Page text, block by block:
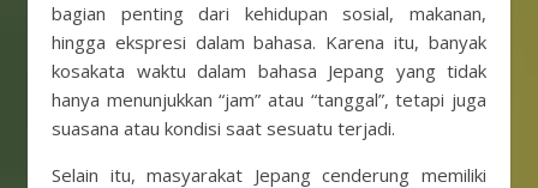
bagian penting dari kehidupan sosial, makanan,
hingga ekspresi dalam bahasa. Karena itu, banyak
kosakata waktu dalam bahasa Jepang yang tidak
hanya menunjukkan “jam” atau “tanggal”, tetapi juga
suasana atau kondisi saat sesuatu terjadi.
Selain itu, masyarakat Jepang cenderung memiliki